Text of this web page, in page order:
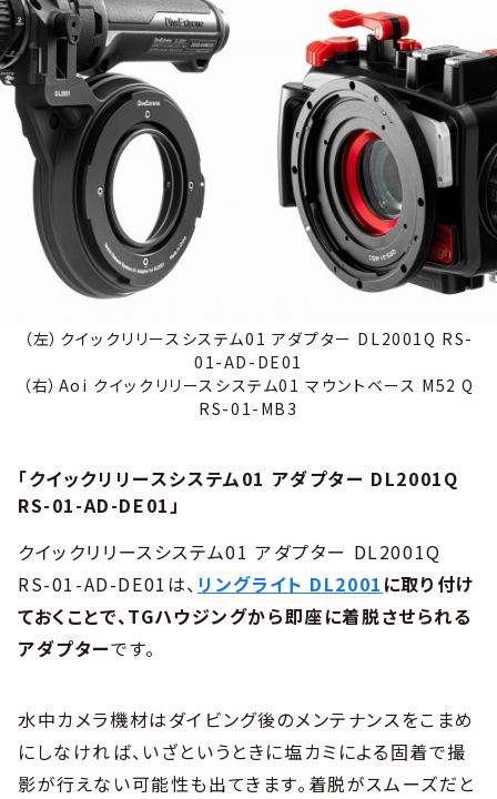
（左）クイックリリースシステム01 アダプター DL2001Q RS-
01-AD-DE01
（右）Aoi クイックリリースシステム01 マウントベース M52 Q
RS-01-MB3
「クイックリリースシステム01 アダプター DL2001Q
RS-01-AD-DE01」
クイックリリースシステム01 アダプター DL2001Q
RS-01-AD-DE01は、 リングライト DL2001 に取り付け
ておくことで、TGハウジングから即座に着脱させられる
アダプターです。
水中カメラ機材はダイビング後のメンテナンスをこまめ
にしなければ、いざというときに塩カミによる固着で撮
影が行えない可能性も出てきます。着脱がスムーズだと